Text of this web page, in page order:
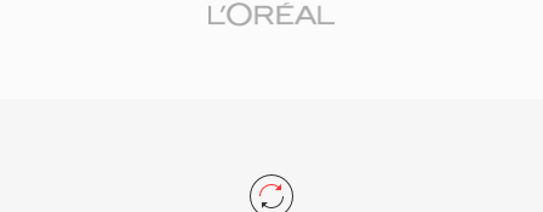
การอนุญาตสิทธิบัตรที่ส่งผลกระทบต่อรูปแบบที่เป็น
สภาพแวดล้อมเดสก์ท็อป Linux ส่วนใหญ่ ทำให้เป็น